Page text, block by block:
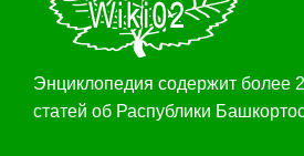
Энциклопедия содержит более
статей об Распублики